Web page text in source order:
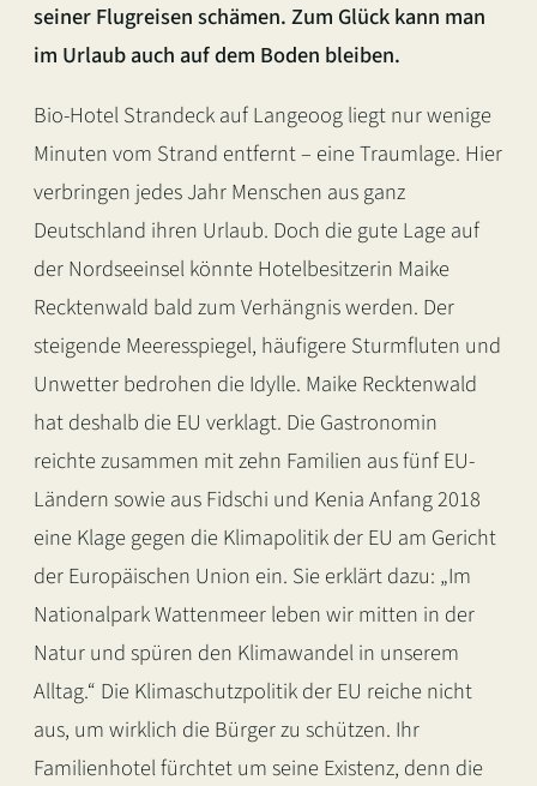
seiner Flugreisen schämen. Zum Glück kann man
im Urlaub auch auf dem Boden bleiben.
Bio-Hotel Strandeck auf Langeoog liegt nur wenige
Minuten vom Strand entfernt – eine Traumlage. Hier
verbringen jedes Jahr Menschen aus ganz
Deutschland ihren Urlaub. Doch die gute Lage auf
der Nordseeinsel könnte Hotelbesitzerin Maike
Recktenwald bald zum Verhängnis werden. Der
steigende Meeresspiegel, häufigere Sturmfluten und
Unwetter bedrohen die Idylle. Maike Recktenwald
hat deshalb die EU verklagt. Die Gastronomin
reichte zusammen mit zehn Familien aus fünf EU-
Ländern sowie aus Fidschi und Kenia Anfang 2018
eine Klage gegen die Klimapolitik der EU am Gericht
der Europäischen Union ein. Sie erklärt dazu: „Im
Nationalpark Wattenmeer leben wir mitten in der
Natur und spüren den Klimawandel in unserem
Alltag.“ Die Klimaschutzpolitik der EU reiche nicht
aus, um wirklich die Bürger zu schützen. Ihr
Familienhotel fürchtet um seine Existenz, denn die